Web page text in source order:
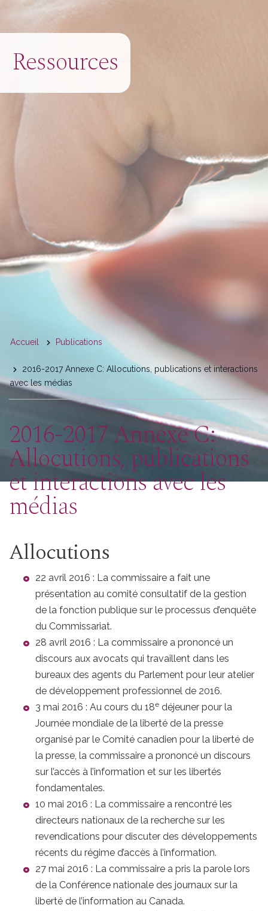
Ressources
You
are
here
Accueil Publications
2016-2017 Annexe C: Allocutions, publications et interactions
avec les médias
2016-2017 Annexe C:
Allocutions, publications
et interactions avec les
médias
Allocutions
22 avril 2016 : La commissaire a fait une
présentation au comité consultatif de la gestion
de la fonction publique sur le processus d’enquête
du Commissariat.
28 avril 2016 : La commissaire a prononcé un
discours aux avocats qui travaillent dans les
bureaux des agents du Parlement pour leur atelier
de développement professionnel de 2016.
3 mai 2016 : Au cours du 18e déjeuner pour la
Journée mondiale de la liberté de la presse
organisé par le Comité canadien pour la liberté de
la presse, la commissaire a prononcé un discours
sur l’accès à l’information et sur les libertés
fondamentales.
10 mai 2016 : La commissaire a rencontré les
directeurs nationaux de la recherche sur les
revendications pour discuter des développements
récents du régime d’accès à l’information.
27 mai 2016 : La commissaire a pris la parole lors
de la Conférence nationale des journaux sur la
liberté de l’information au Canada.